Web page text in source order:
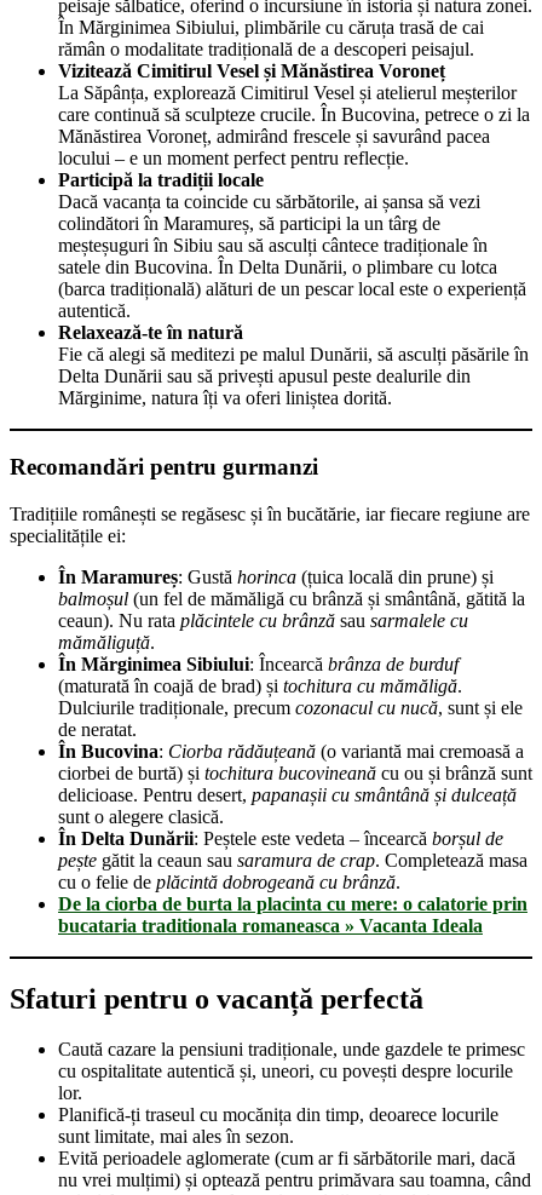
peisaje sălbatice, oferind o incursiune în istoria și natura zonei.
În Mărginimea Sibiului, plimbările cu căruța trasă de cai
rămân o modalitate tradițională de a descoperi peisajul.
Vizitează Cimitirul Vesel și Mănăstirea Voroneț
La Săpânța, explorează Cimitirul Vesel și atelierul meșterilor
care continuă să sculpteze crucile. În Bucovina, petrece o zi la
Mănăstirea Voroneț, admirând frescele și savurând pacea
locului – e un moment perfect pentru reflecție.
Participă la tradiții locale
Dacă vacanța ta coincide cu sărbătorile, ai șansa să vezi
colindători în Maramureș, să participi la un târg de
meșteșuguri în Sibiu sau să asculți cântece tradiționale în
satele din Bucovina. În Delta Dunării, o plimbare cu lotca
(barca tradițională) alături de un pescar local este o experiență
autentică.
Relaxează-te în natură
Fie că alegi să meditezi pe malul Dunării, să asculți păsările în
Delta Dunării sau să privești apusul peste dealurile din
Mărginime, natura îți va oferi liniștea dorită.
Recomandări pentru gurmanzi
Tradițiile românești se regăsesc și în bucătărie, iar fiecare regiune are
specialitățile ei:
În Maramureș: Gustă horinca (țuica locală din prune) și
balmoșul (un fel de mămăligă cu brânză și smântână, gătită la
ceaun). Nu rata plăcintele cu brânză sau sarmalele cu
mămăliguță.
În Mărginimea Sibiului: Încearcă brânza de burduf
(maturată în coajă de brad) și tochitura cu mămăligă.
Dulciurile tradiționale, precum cozonacul cu nucă, sunt și ele
de neratat.
În Bucovina: Ciorba rădăuțeană (o variantă mai cremoasă a
ciorbei de burtă) și tochitura bucovineană cu ou și brânză sunt
delicioase. Pentru desert, papanașii cu smântână și dulceață
sunt o alegere clasică.
În Delta Dunării: Peștele este vedeta – încearcă borșul de
pește gătit la ceaun sau saramura de crap. Completează masa
cu o felie de plăcintă dobrogeană cu brânză.
De la ciorba de burta la placinta cu mere: o calatorie prin
bucataria traditionala romaneasca » Vacanta Ideala
Sfaturi pentru o vacanță perfectă
Caută cazare la pensiuni tradiționale, unde gazdele te primesc
cu ospitalitate autentică și, uneori, cu povești despre locurile
lor.
Planifică-ți traseul cu mocănița din timp, deoarece locurile
sunt limitate, mai ales în sezon.
Evită perioadele aglomerate (cum ar fi sărbătorile mari, dacă
nu vrei mulțimi) și optează pentru primăvara sau toamna, când